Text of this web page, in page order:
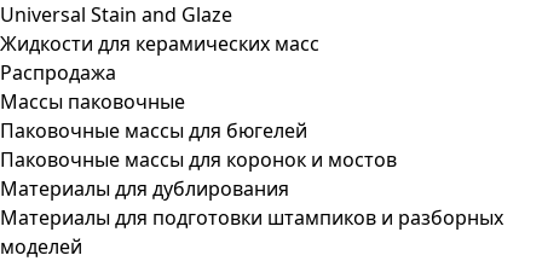
Universal Stain and Glaze
Жидкости для керамических масс
Распродажа
Массы паковочные
Паковочные массы для бюгелей
Паковочные массы для коронок и мостов
Материалы для дублирования
Материалы для подготовки штампиков и разборных
моделей